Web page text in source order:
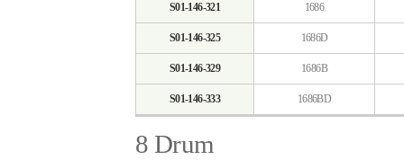
S01-146-321 1686
S01-146-325 1686D
S01-146-329 1686B
S01-146-333 1686BD
8 Drum